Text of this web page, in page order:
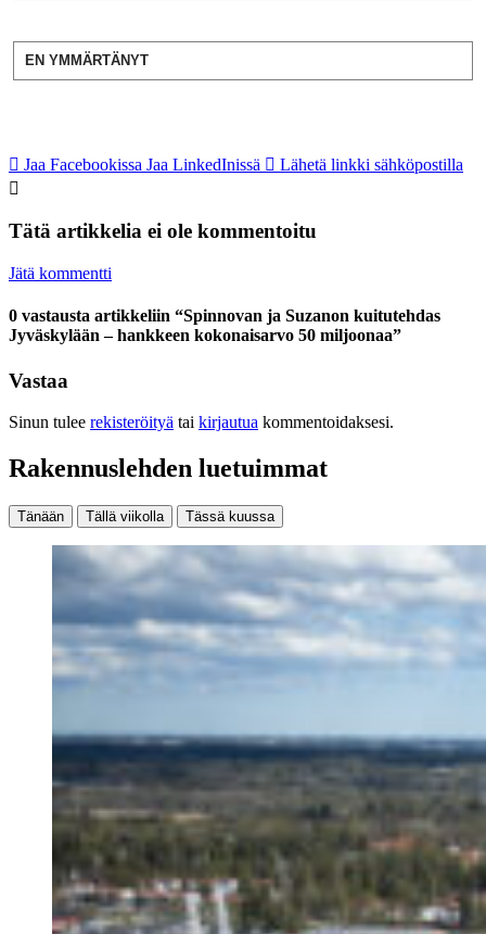
EN YMMÄRTÄNYT
Jaa Facebookissa Jaa LinkedInissä Lähetä linkki sähköpostilla
Tätä artikkelia ei ole kommentoitu
Jätä kommentti
0 vastausta artikkeliin “Spinnovan ja Suzanon kuitutehdas
Jyväskylään – hankkeen kokonaisarvo 50 miljoonaa”
Vastaa
Sinun tulee rekisteröityä tai kirjautua kommentoidaksesi.
Rakennuslehden luetuimmat
Tänään Tällä viikolla Tässä kuussa